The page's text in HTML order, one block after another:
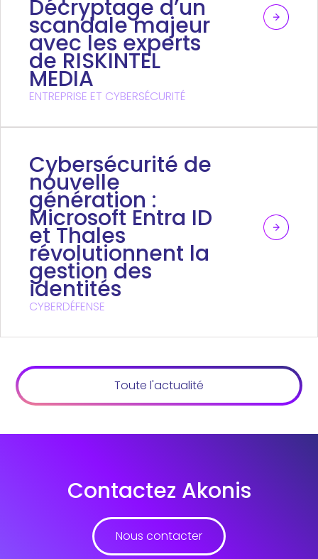
Décryptage d’un
scandale majeur
avec les experts
de RISKINTEL
MEDIA
ENTREPRISE ET CYBERSÉCURITÉ
Cybersécurité de
nouvelle
génération :
Microsoft Entra ID
et Thales
révolutionnent la
gestion des
identités
CYBERDÉFENSE
Toute l'actualité
Contactez Akonis
Nous contacter